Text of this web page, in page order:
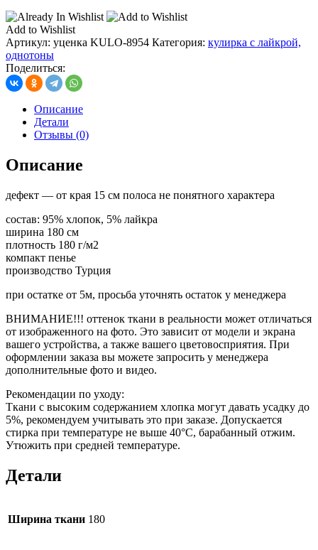
Add to Wishlist
Артикул: уценка KULO-8954 Категория: кулирка с лайкрой,
однотоны
Поделиться:
Описание
Детали
Отзывы (0)
Описание
дефект — от края 15 см полоса не понятного характера
состав: 95% хлопок, 5% лайкра
ширина 180 см
плотность 180 г/м2
компакт пенье
производство Турция
при остатке от 5м, просьба уточнять остаток у менеджера
ВНИМАНИЕ!!! оттенок ткани в реальности может отличаться
от изображенного на фото. Это зависит от модели и экрана
вашего устройства, а также вашего цветовосприятия. При
оформлении заказа вы можете запросить у менеджера
дополнительные фото и видео.
Рекомендации по уходу:
Ткани с высоким содержанием хлопка могут давать усадку до
5%, рекомендуем учитывать это при заказе. Допускается
стирка при температуре не выше 40°С, барабанный отжим.
Утюжить при средней температуре.
Детали
Ширина ткани 180